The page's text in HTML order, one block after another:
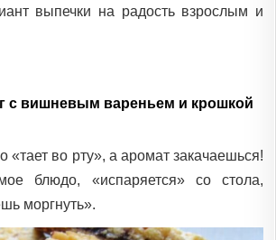
выпечки на радость взрослым и
с вишневым вареньем и крошкой
«тает во рту», а аромат закачаешься!
блюдо, «испаряется» со стола,
моргнуть».